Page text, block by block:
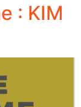
: KIM